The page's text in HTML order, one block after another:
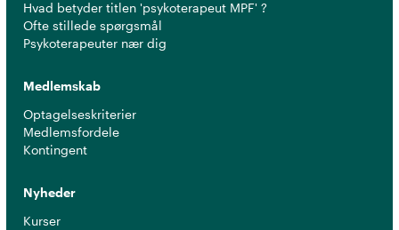
Hvad betyder titlen 'psykoterapeut MPF' ?
Ofte stillede spørgsmål
Psykoterapeuter nær dig
Medlemskab
Optagelseskriterier
Medlemsfordele
Kontingent
Nyheder
Kurser